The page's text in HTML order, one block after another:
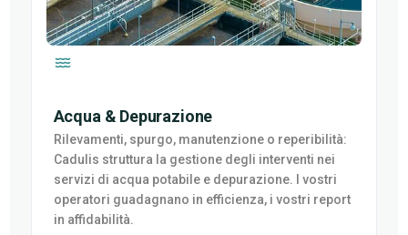
Acqua & Depurazione
Rilevamenti, spurgo, manutenzione o reperibilità:
Cadulis struttura la gestione degli interventi nei
servizi di acqua potabile e depurazione. I vostri
operatori guadagnano in efficienza, i vostri report
in affidabilità.